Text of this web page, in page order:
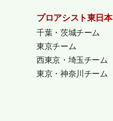
プロアシスト東日本
千葉・茨城チーム
東京チーム
西東京・埼玉チーム
東京・神奈川チーム